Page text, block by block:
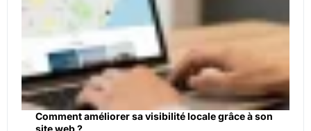
Comment améliorer sa visibilité locale grâce à son